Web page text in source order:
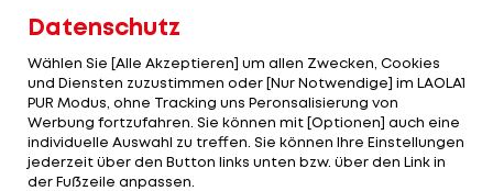
Datenschutz
Wählen Sie [Alle Akzeptieren] um allen Zwecken, Cookies
und Diensten zuzustimmen oder [Nur Notwendige] im LAOLA1
PUR Modus, ohne Tracking uns Peronsalisierung von
Werbung fortzufahren. Sie können mit [Optionen] auch eine
individuelle Auswahl zu treffen. Sie können Ihre Einstellungen
jederzeit über den Button links unten bzw. über den Link in
der Fußzeile anpassen.